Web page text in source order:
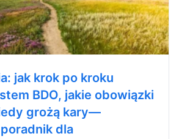
jak krok po kroku
BDO, jakie obowiązki
grożą kary—
dla